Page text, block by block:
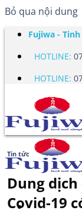
Bỏ qua nội dung
Fujiwa -
HOTLINE:
HOTLINE:
Tin tức
Dung
Covid-19